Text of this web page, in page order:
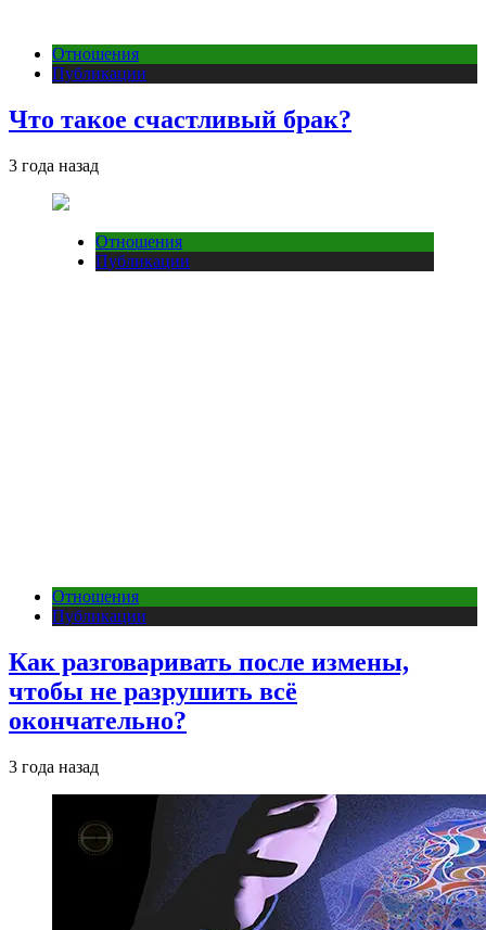
Отношения
Публикации
Что такое счастливый брак?
3 года назад
Отношения
Публикации
Отношения
Публикации
Как разговаривать после измены,
чтобы не разрушить всё
окончательно?
3 года назад